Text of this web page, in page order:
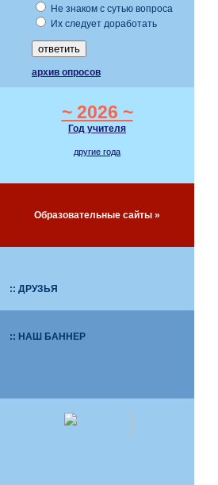
Не знаком с сутью вопроса
Их следует доработать
архив опросов
~ 2026 ~
Год учителя
другие года
Образовательные сайты »
:: ДРУЗЬЯ
:: НАШ БАННЕР